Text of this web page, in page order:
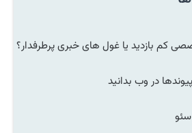
کم بازدید یا غول های خبری پرطرفدار؟
در وب بدانید
سئو